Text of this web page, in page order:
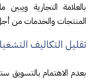
بالعلامة التجارية
المنتجات والخدمات من
تقليل التكاليف
بعدم الاهتمام بالتسويق